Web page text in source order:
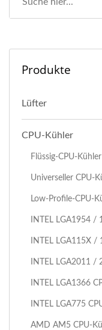
Produkte
Lüfter
CPU-Kühler
Flüssig-CPU-Kühler
Universeller CPU-
Low-Profile-CPU-
I​NTEL LGA1954 /
INTEL LGA115X /
INTEL LGA2011 /
INTEL LGA1366
INTEL LGA775
AMD AM5 CPU-